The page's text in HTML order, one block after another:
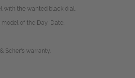
with the wanted black dial.
of the Day-Date.
Scher's warranty.